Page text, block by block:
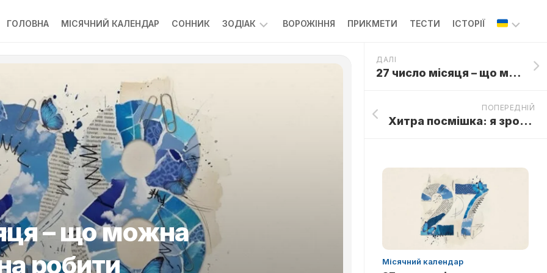
ГОЛОВНА МІСЯЧНИЙ КАЛЕНДАР СОННИК ЗОДІАК
ГОРОСКОП
ВОРОЖІННЯ ПРИКМЕТИ ТЕСТИ ІСТОРІЇ
– що можна
робити
ДАЛІ
27 число місяця – що можна і чого не можна робити
ПОПЕРЕДНІЙ
Хитра посмішка: я зрозуміла її сенс, тільки коли старенька вказала мені на вікно поїзда
Місячний календар